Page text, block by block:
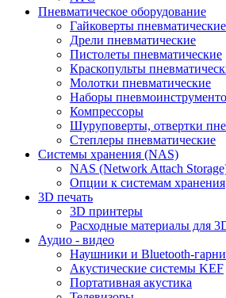
Пневматическое оборудование
Гайковерты пневматические
Дрели пневматические
Пистолеты пневматические
Краскопульты
Молотки пневматические
Наборы
Компрессоры
Шуруповерты, отвертки
Степлеры пневматические
Cистемы хранения (NAS)
NAS (Network Attach
Опции к системам хранения
3D печать
3D принтеры
Расходные материалы для
Аудио - видео
Наушники и Bluetooth-
Акустические системы KEF
Портативная акустика